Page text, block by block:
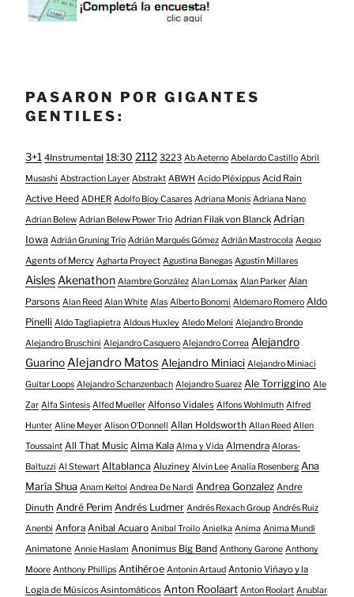
PASARON POR GIGANTES
GENTILES:
3+1 4Instrumental 18:30 2112 3223 Ab Aeterno Abelardo Castillo Abril
Musashi Abstraction Layer Abstrakt ABWH Acido Pléxippus Acid Rain
Active Heed ADHER Adolfo Bioy Casares Adriana Monis Adriana Nano
Adrian Belew Adrian Belew Power Trio Adrian Filak von Blanck Adrian
Iowa Adrián Gruning Trío Adrián Marqués Gómez Adrián Mastrocola Aequo
Agents of Mercy Agharta Proyect Agustina Banegas Agustín Millares
AislesAkenathon Alambre González Alan Lomax Alan Parker Alan
Parsons Alan Reed Alan White Alas Alberto Bonomi Aldemaro Romero Aldo
Pinelli Aldo Tagliapietra Aldous Huxley Aledo Meloni Alejandro Brondo
Alejandro Bruschini Alejandro Casquero Alejandro Correa Alejandro
GuarinoAlejandro Matos Alejandro Miniaci Alejandro Miniaci
Guitar Loops Alejandro Schanzenbach Alejandro Suarez Ale Torriggino Ale
Zar Alfa Sintesis Alfed Mueller Alfonso Vidales Alfons Wohlmuth Alfred
Hunter Aline Meyer Alison O​’​Donnell Allan Holdsworth Allan Reed Allen
Toussaint All That Music Alma Kala Alma y Vida Almendra Aloras-
Baltuzzi Al Stewart Altablanca Aluziney Alvin Lee Analía Rosenberg Ana
María Shua Anam Keltoi Andrea De Nardi Andrea Gonzalez Andre
Dinuth André Perim Andrés Ludmer Andrés Rexach Group Andrés Ruiz
Anenbi Anfora Anibal Acuaro Anibal Troilo Anielka Anima Anima Mundi
Animatone Annie Haslam Anonimus Big Band Anthony Garone Anthony
Moore Anthony Phillips Antihéroe Antonin Artaud Antonio Viñayo y la
Logia de Músicos Asintomáticos Anton Roolaart Anton Roolart Anublar